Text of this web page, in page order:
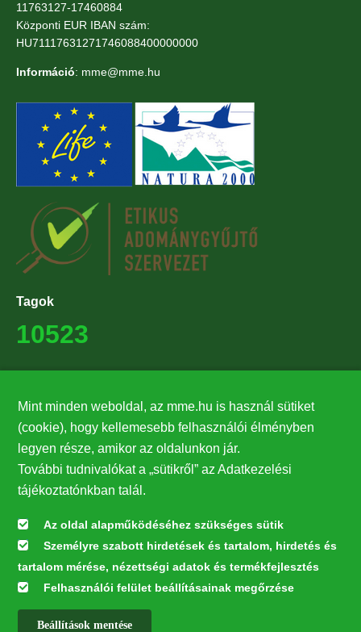
11763127-17460884
Központi EUR IBAN szám:
HU71117631271746088400000000
Információ: mme@mme.hu
Tagok
10523
27224
Hírlevél feliratkozás
Értesüljön elsőként legfrissebb híreinkről, eseményeinkről!
Feliratkozás
Mint minden weboldal, az mme.hu is használ sütiket
(cookie), hogy kellemesebb felhasználói élményben
legyen része, amikor az oldalunkon jár.
További tudnivalókat a „sütikről” az Adatkezelési
tájékoztatónkban talál.
Az oldal alapműködéséhez szükséges sütik
Személyre szabott hirdetések és tartalom, hirdetés és
tartalom mérése, nézettségi adatok és termékfejlesztés
Felhasználói felület beállításainak megőrzése
Beállítások mentése